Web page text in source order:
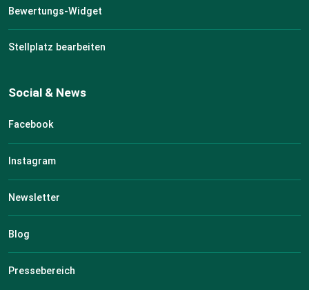
Bewertungs-Widget
Stellplatz bearbeiten
Social & News
Facebook
Instagram
Newsletter
Blog
Pressebereich